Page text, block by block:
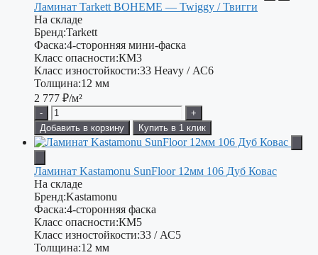
Ламинат Tarkett BOHEME — Twiggy / Твигги
На складе
Бренд:Tarkett
Фаска:4-сторонняя мини-фаска
Класс опасности:КМ3
Класс изностойкости:33 Heavy / АС6
Толщина:12 мм
2 777 ₽/м²
-
+
Добавить в корзину
Купить в 1 клик
Ламинат Kastamonu SunFloor 12мм 106 Дуб Ковас
На складе
Бренд:Kastamonu
Фаска:4-сторонняя фаска
Класс опасности:КМ5
Класс изностойкости:33 / АС5
Толщина:12 мм